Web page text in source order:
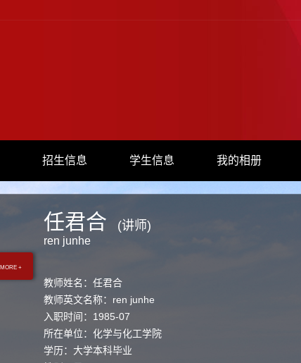
招生信息 学生信息 我的相册
MORE +
任君合
ren junhe
(讲师)
教师姓名：任君合
教师英文名称：ren junhe
入职时间：1985-07
所在单位：化学与化工学院
学历：大学本科毕业